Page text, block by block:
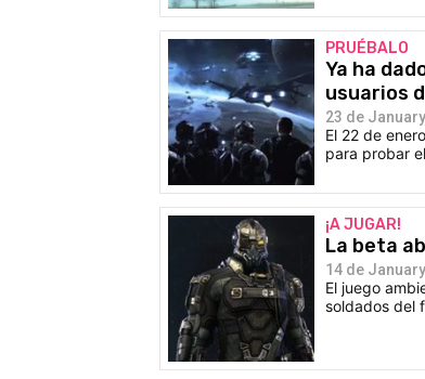
PRUÉBALO
Ya ha
usuarios
23 de
El 22 de
para probar
¡A JUGAR!
La beta
14 de
El juego
soldados del